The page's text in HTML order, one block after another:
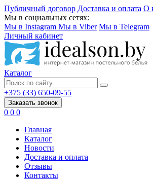
Публичный договор Доставка и оплата О
Мы в социальных сетях:
Мы в Instagram Мы в Viber Мы в Telegram
Личный кабинет
Каталог
+375 (33) 650-09-55
Заказать звонок
0 0 0
Главная
Каталог
Новости
Доставка и оплата
Отзывы
Контакты